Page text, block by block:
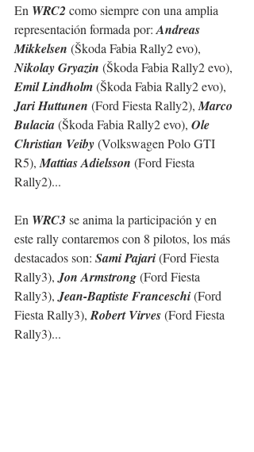
En WRC2 como siempre con una amplia
representación formada por: Andreas
Mikkelsen (Škoda Fabia Rally2 evo),
Nikolay Gryazin (Škoda Fabia Rally2 evo),
Emil Lindholm (Škoda Fabia Rally2 evo),
Jari Huttunen (Ford Fiesta Rally2), Marco
Bulacia (Škoda Fabia Rally2 evo), Ole
Christian Veiby (Volkswagen Polo GTI
R5), Mattias Adielsson (Ford Fiesta
Rally2)...
En WRC3 se anima la participación y en
este rally contaremos con 8 pilotos, los más
destacados son: Sami Pajari (Ford Fiesta
Rally3), Jon Armstrong (Ford Fiesta
Rally3), Jean-Baptiste Franceschi (Ford
Fiesta Rally3), Robert Virves (Ford Fiesta
Rally3)...